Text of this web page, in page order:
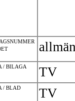
/ BILAGA TV
/ BLAD TV